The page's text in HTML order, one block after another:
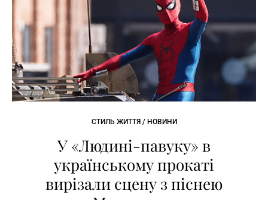
СТИЛЬ ЖИТТЯ / НОВИНИ
У «Людині-павуку» в
українському прокаті
вирізали сцену з піснею